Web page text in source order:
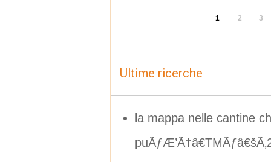
1 2 3
Ultime ricerche
la mappa nelle cantine